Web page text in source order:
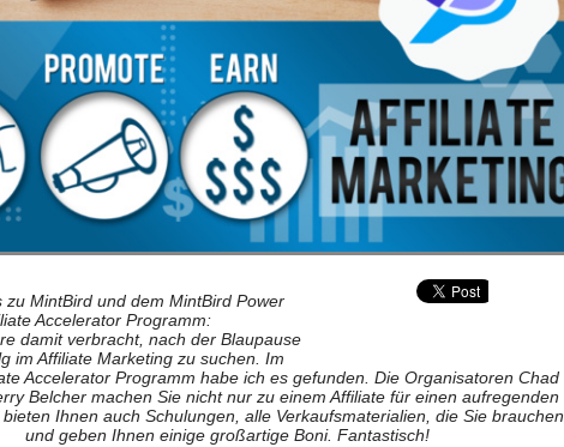
zu MintBird und dem MintBird Power
Accelerator Programm:
damit verbracht, nach der Blaupause
im Affiliate Marketing zu suchen. Im
Accelerator Programm habe ich es gefunden. Die Organisatoren Chad
Belcher machen Sie nicht nur zu einem Affiliate für einen aufregenden
Ihnen auch Schulungen, alle Verkaufsmaterialien, die Sie brauchen,
und geben Ihnen einige großartige Boni. Fantastisch!